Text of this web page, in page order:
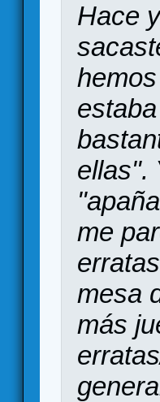
Hace
ellas".
me
mesa
más